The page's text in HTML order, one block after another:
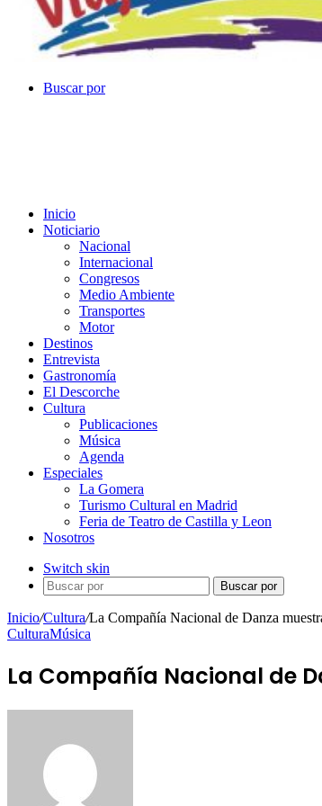
Buscar por
Inicio
Noticiario
Nacional
Internacional
Congresos
Medio Ambiente
Transportes
Motor
Destinos
Entrevista
Gastronomía
El Descorche
Cultura
Publicaciones
Música
Agenda
Especiales
La Gomera
Turismo Cultural en Madrid
Feria de Teatro de Castilla y Leon
Nosotros
Switch skin
Buscar por
Inicio/Cultura/La Compañía Nacional de Danza
CulturaMúsica
La Compañía Nacional de